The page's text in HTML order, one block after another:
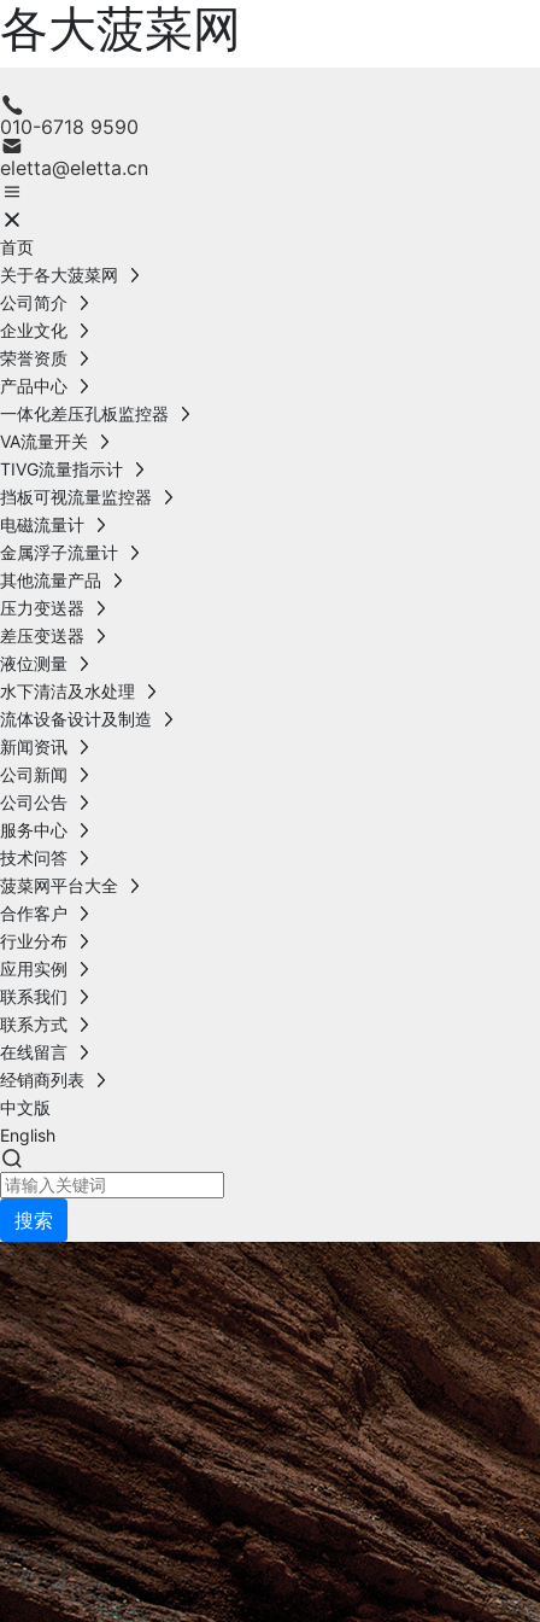
各大菠菜网
010-6718 9590
eletta@eletta.cn
首页
关于各大菠菜网
公司简介
企业文化
荣誉资质
产品中心
一体化差压孔板监控器
VA流量开关
TIVG流量指示计
挡板可视流量监控器
电磁流量计
金属浮子流量计
其他流量产品
压力变送器
差压变送器
液位测量
水下清洁及水处理
流体设备设计及制造
新闻资讯
公司新闻
公司公告
服务中心
技术问答
菠菜网平台大全
合作客户
行业分布
应用实例
联系我们
联系方式
在线留言
经销商列表
中文版
English
搜索